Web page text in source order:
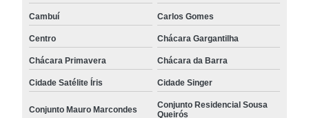
Cambuí Carlos Gomes
Centro Chácara Gargantilha
Chácara Primavera Chácara da Barra
Cidade Satélite Íris Cidade Singer
Conjunto Mauro Marcondes
Conjunto Residencial Sousa
Queirós